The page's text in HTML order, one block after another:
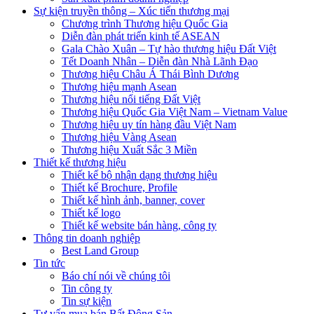
Sự kiện truyền thông – Xúc tiến thương mại
Chương trình Thương hiệu Quốc Gia
Diễn đàn phát triển kinh tế ASEAN
Gala Chào Xuân – Tự hào thương hiệu Đất Việt
Tết Doanh Nhân – Diễn đàn Nhà Lãnh Đạo
Thương hiệu Châu Á Thái Bình Dương
Thương hiệu mạnh Asean
Thương hiệu nổi tiếng Đất Việt
Thương hiệu Quốc Gia Việt Nam – Vietnam Value
Thương hiệu uy tín hàng đầu Việt Nam
Thương hiệu Vàng Asean
Thương hiệu Xuất Sắc 3 Miền
Thiết kế thương hiệu
Thiết kế bộ nhận dạng thương hiệu
Thiết kế Brochure, Profile
Thiết kế hình ảnh, banner, cover
Thiết kế logo
Thiết kế website bán hàng, công ty
Thông tin doanh nghiệp
Best Land Group
Tin tức
Báo chí nói về chúng tôi
Tin công ty
Tin sự kiện